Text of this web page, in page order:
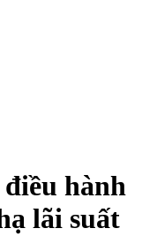
hành
lãi suất